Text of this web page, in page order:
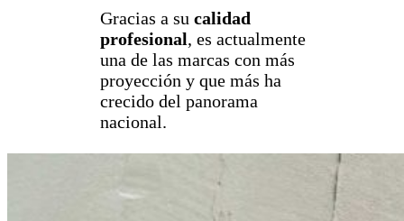
Gracias a sucalidad
profesional, es actualmente
una de las marcas con más
proyección y que más ha
crecido del panorama
nacional.